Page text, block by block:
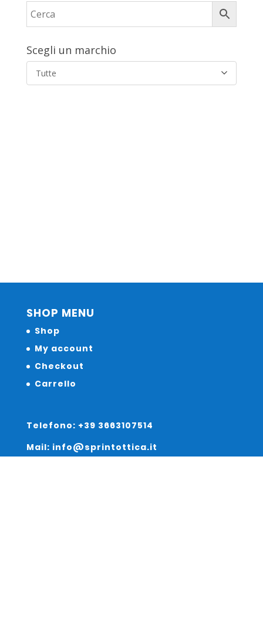
Scegli un marchio
Tutte
SHOP MENU
Shop
My account
Checkout
Carrello
Telefono: +39 3663107514
Mail: info@sprintottica.it